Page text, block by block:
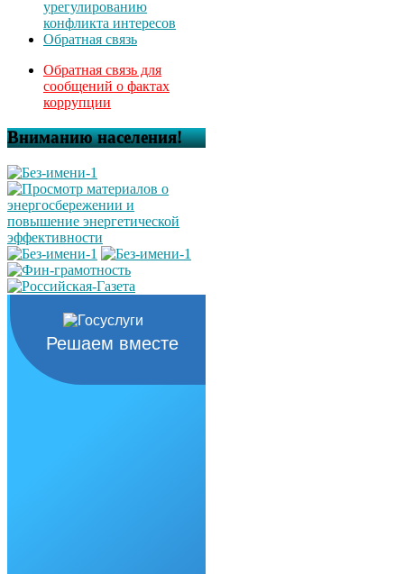
урегулированию
конфликта интересов
Обратная связь
Обратная связь для
сообщений о фактах
коррупции
Вниманию населения!
Решаем вместе